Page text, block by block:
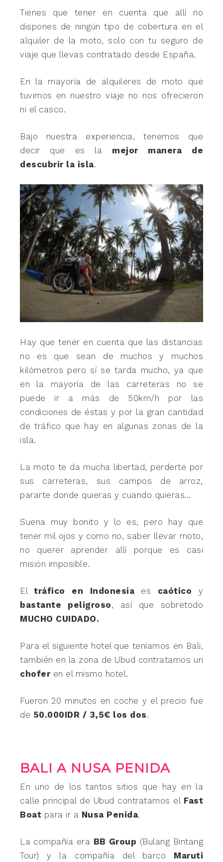
Tienes que tener en cuenta que allí no
dispones de ningún tipo de cobertura en el
alquiler de la moto, solo con tu seguro de
viaje que llevas contratado desde España.
En la mayoría de alquileres de moto que
tuvimos en nuestro viaje no nos ofrecieron
ni el casco.
Bajo nuestra experiencia, tenemos que
decir que es la mejor manera de
descubrir la isla.
Hay que tener en cuenta que las distancias
no es que sean de muchos y muchos
kilómetros pero sí se tarda mucho, ya que
en la mayoría de las carreteras no se
puede ir a más de 50km/h por las
condiciones de éstas y por la gran cantidad
de tráfico que hay en algunas zonas de la
isla.
La moto te da mucha libertad, perderte por
sus carreteras, sus campos de arroz,
pararte donde quieras y cuando quieras…
Suena muy bonito y lo es, pero hay que
tener mil ojos y como no, saber llevar moto,
no querer aprender allí porque es casi
misión imposible.
Eltráfico en Indonesia es caótico y
bastante peligroso, así que sobretodo
MUCHO CUIDADO.
Para el siguiente hotel que teníamos en Bali,
también en la zona de Ubud contratamos un
choferen el mismo hotel.
Fueron 20 minutos en coche y el precio fue
de 50.000IDR / 3,5€ los dos.
BALI A NUSA PENIDA
En uno de los tantos sitios que hay en la
calle principal de Ubud contratamos el Fast
Boat para ir a Nusa Penida.
La compañía era BB Group (Bulang Bintang
Tour) y la compañía del barco Maruti